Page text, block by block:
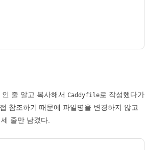
줄 알고 복사해서 Caddyfile로 작성했다가
참조하기 때문에 파일명을 변경하지 않고
줄만 남겼다.